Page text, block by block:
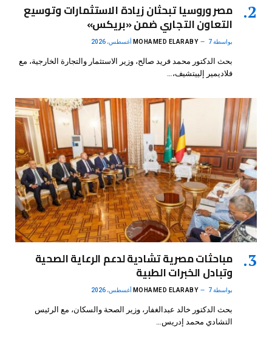
مصر وروسيا تبحثان زيادة الاستثمارات وتوسيع
التعاون التجاري ضمن «بريكس»
بواسطة MOHAMED ELARABY 7 أغسطس، 2026
بحث الدكتور محمد فريد صالح، وزير الاستثمار والتجارة الخارجية، مع
فلاديمير إلييتشيف،…
مباحثات مصرية تشادية لدعم الرعاية الصحية
وتبادل الخبرات الطبية
بواسطة MOHAMED ELARABY 7 أغسطس، 2026
بحث الدكتور خالد عبدالغفار، وزير الصحة والسكان، مع الرئيس
التشادي محمد إدريس…